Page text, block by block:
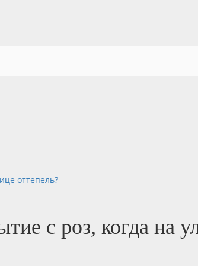
оттепель?
с роз, когда на